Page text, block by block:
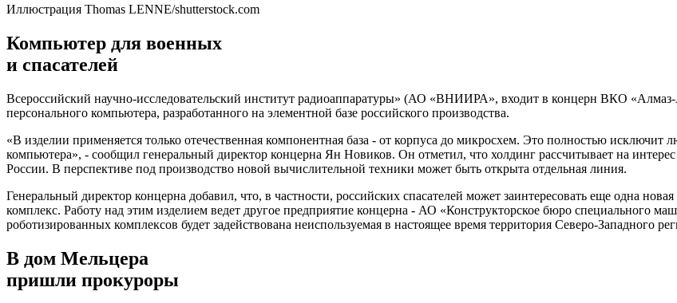
Иллюстрация Thomas LENNE/shutterstock.com
Компьютер для военных
и спасателей
Всероссийский научно-исследовательский институт радиоаппаратуры» (АО «ВНИИРА», входит в концерн ВКО «Алмаз-
персонального компьютера, разработанного на элементной базе российского производства.
«В изделии применяется только отечественная компонентная база - от корпуса до микросхем. Это полностью исключит
компьютера», - сообщил генеральный директор концерна Ян Новиков. Он отметил, что холдинг рассчитывает на
России. В перспективе под производство новой вычислительной техники может быть открыта отдельная линия.
Генеральный директор концерна добавил, что, в частности, российских спасателей может заинтересовать еще одна
комплекс. Работу над этим изделием ведет другое предприятие концерна - АО «Конструкторское бюро специального
роботизированных комплексов будет задействована неиспользуемая в настоящее время территория Северо-Западного
В дом Мельцера
пришли прокуроры